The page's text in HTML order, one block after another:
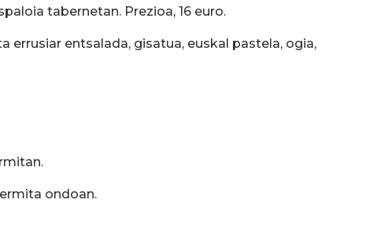
tabernetan. Prezioa, 16 euro.
errusiar entsalada, gisatua, euskal pastela, ogia,
ondoan.